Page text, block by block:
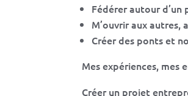
Fédérer autour d’un
M’ouvrir aux
Créer des ponts et
Mes expériences, mes
Créer un projet